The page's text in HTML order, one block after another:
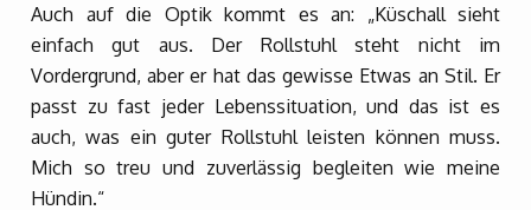
Auch auf die Optik kommt es an: „Küschall sieht
einfach gut aus. Der Rollstuhl steht nicht im
Vordergrund, aber er hat das gewisse Etwas an Stil. Er
passt zu fast jeder Lebenssituation, und das ist es
auch, was ein guter Rollstuhl leisten können muss.
Mich so treu und zuverlässig begleiten wie meine
Hündin.“